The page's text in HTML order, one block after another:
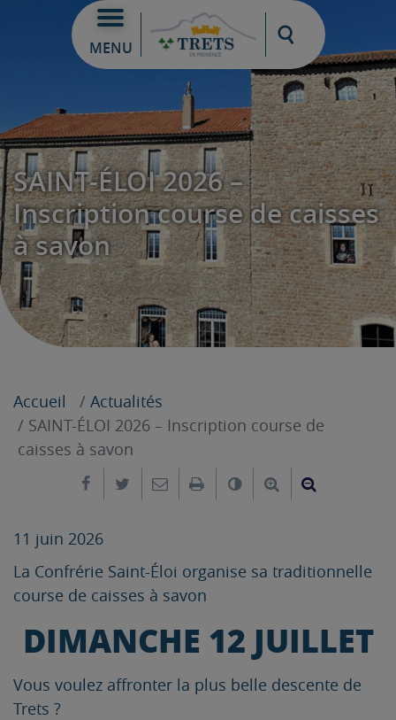
MENU
Moteur de
SAINT-ÉLOI 2026 –
Inscription course de caisses
à savon
Accueil
Actualités
SAINT-ÉLOI 2026 – Inscription course de
caisses à savon
Partager sur Facebook
Partager sur Twitter
Envoyer par e-mail
ImprimerChanger leAgrandir le
11 juin 2026
La Confrérie Saint-Éloi organise sa traditionnelle
course de caisses à savon
DIMANCHE 12 JUILLET
Vous voulez affronter la plus belle descente de
Trets ?